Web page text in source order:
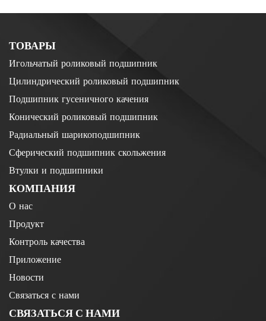
ТОВАРЫ
Игольчатый роликовый подшипник
Цилиндрический роликовый подшипник
Подшипник гусеничного качения
Конический роликовый подшипник
Радиальный шарикоподшипник
Сферический подшипник скольжения
Втулки и подшипники
КОМПАНИЯ
О нас
Продукт
Контроль качества
Приложение
Новости
Связаться с нами
СВЯЗАТЬСЯ С НАМИ